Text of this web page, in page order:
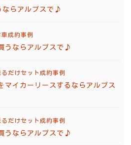
ならアルプスで♪
成約事例
うならアルプスで♪
るだけセット成約事例
マイカーリースするならアルプス
るだけセット成約事例
うならアルプスで♪